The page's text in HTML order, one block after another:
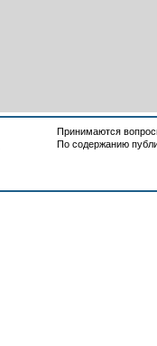
Принимаются
По содержанию